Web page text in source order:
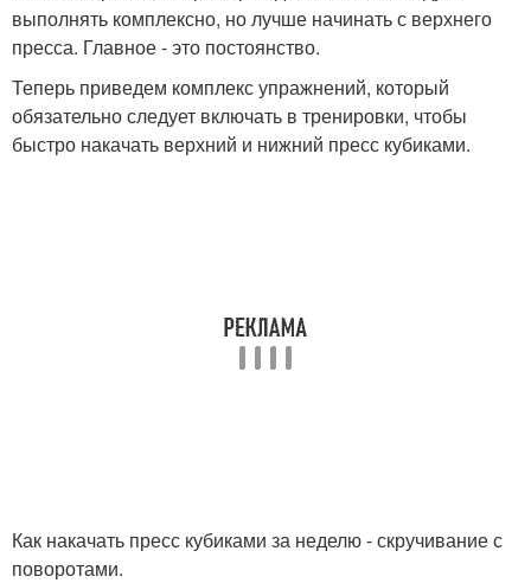
выполнять комплексно, но лучше начинать с верхнего
пресса. Главное - это постоянство.
Теперь приведем комплекс упражнений, который
обязательно следует включать в тренировки, чтобы
быстро накачать верхний и нижний пресс кубиками.
Как накачать пресс кубиками за неделю - скручивание с
поворотами.